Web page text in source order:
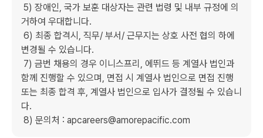
거하여 우대합니다.
변경될 수 있습니다.
함께 진행할 수 있으며, 면접 시 계열사 법인으로 면접 진행
또는 최종 합격 후, 계열사 법인으로 입사가 결정될 수 있습니
다.
8) 문의처 : apcareers@amorepacific.com